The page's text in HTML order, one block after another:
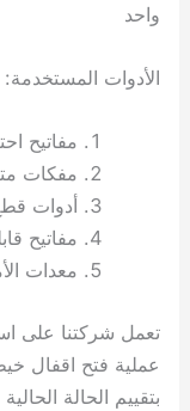
واحد
الأدوات المستخدمة:
مفاتيح
مفكات
أدوات
مفاتيح
معدات
تعمل شركتنا على
عملية فتح اقفال
بتقييم الحالة